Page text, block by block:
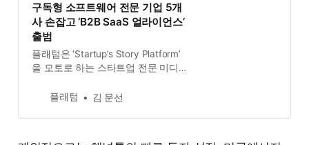
구독형 소프트웨어 전문 기업 5개
사 손잡고 ‘B2B SaaS 얼라이언스’
출범
플래텀은 ‘Startup’s Story Platform’
을 모토로 하는 스타트업 전문 미디
플래텀
김 문선